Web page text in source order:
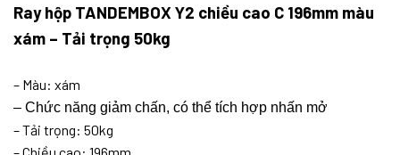
Ray hộp TANDEMBOX Y2 chiều cao C 196mm màu
xám – Tải trọng 50kg
– Màu: xám
– Chức năng giảm chấn, có thể tích hợp nhấn mở
– Tải trọng: 50kg